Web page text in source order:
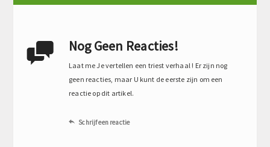
 Nog Geen Reacties!
Laat me Je vertellen een triest verhaal ! Er zijn nog
geen reacties, maar U kunt de eerste zijn om een
reactie op dit artikel.
 Schrijf een reactie